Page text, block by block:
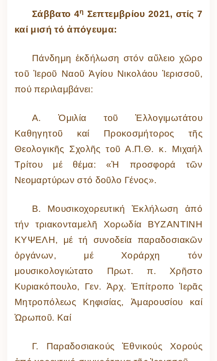
Σάββατο 4η Σεπτεμβρίου 2021, στίς 7
καί μισή τό ἀπόγευμα:
Πάνδημη ἐκδήλωση στόν αὔλειο χῶρο
τοῦ Ἱεροῦ Ναοῦ Ἁγίου Νικολάου Ἱερισσοῦ,
πού περιλαμβάνει:
Α. Ὁμιλία τοῦ Ἐλλογιμωτάτου
Καθηγητοῦ καί Προκοσμήτορος τῆς
Θεολογικῆς Σχολῆς τοῦ Α.Π.Θ. κ. Μιχαήλ
Τρίτου μέ θέμα: «Ἡ προσφορά τῶν
Νεομαρτύρων στό δοῦλο Γένος».
Β. Μουσικοχορευτική Ἐκλήλωση ἀπό
τήν τριακονταμελῆ Χορωδία ΒΥΖΑΝΤΙΝΗ
ΚΥΨΕΛΗ, μέ τή συνοδεία παραδοσιακῶν
ὀργάνων, μέ Χοράρχη τόν
μουσικολογιώτατο Πρωτ. π. Χρῆστο
Κυριακόπουλο, Γεν. Ἀρχ. Ἐπίτροπο Ἱερᾶς
Μητροπόλεως Κηφισίας, Ἀμαρουσίου καί
Ὠρωποῦ. Καί
Γ. Παραδοσιακούς Ἐθνικούς Χορούς